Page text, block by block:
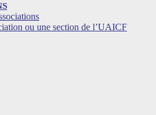
ou une section de l’UAICF